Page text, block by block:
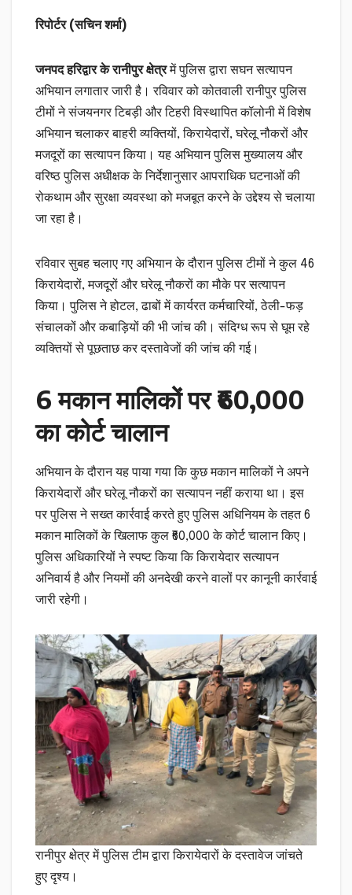
रिपोर्टर (सचिन शर्मा)
जनपद हरिद्वार के रानीपुर क्षेत्रमें पुलिस द्वारा सघन सत्यापन
अभियान लगातार जारी है। रविवार को कोतवाली रानीपुर पुलिस
टीमों ने संजयनगर टिबड़ी और टिहरी विस्थापित कॉलोनी में विशेष
अभियान चलाकर बाहरी व्यक्तियों, किरायेदारों, घरेलू नौकरों और
मजदूरों का सत्यापन किया। यह अभियान पुलिस मुख्यालय और
वरिष्ठ पुलिस अधीक्षक के निर्देशानुसार आपराधिक घटनाओं की
रोकथाम और सुरक्षा व्यवस्था को मजबूत करने के उद्देश्य से चलाया
जा रहा है।
रविवार सुबह चलाए गए अभियान के दौरान पुलिस टीमों ने कुल 46
किरायेदारों, मजदूरों और घरेलू नौकरों का मौके पर सत्यापन
किया। पुलिस ने होटल, ढाबों में कार्यरत कर्मचारियों, ठेली-फड़
संचालकों और कबाड़ियों की भी जांच की। संदिग्ध रूप से घूम रहे
व्यक्तियों से पूछताछ कर दस्तावेजों की जांच की गई।
6 मकान मालिकों पर ₹60,000
का कोर्ट चालान
अभियान के दौरान यह पाया गया कि कुछ मकान मालिकों ने अपने
किरायेदारों और घरेलू नौकरों का सत्यापन नहीं कराया था। इस
पर पुलिस ने सख्त कार्रवाई करते हुए पुलिस अधिनियम के तहत 6
मकान मालिकों के खिलाफ कुल ₹60,000 के कोर्ट चालान किए।
पुलिस अधिकारियों ने स्पष्ट किया कि किरायेदार सत्यापन
अनिवार्य है और नियमों की अनदेखी करने वालों पर कानूनी कार्रवाई
जारी रहेगी।
रानीपुर क्षेत्र में पुलिस टीम द्वारा किरायेदारों के दस्तावेज जांचते
हुए दृश्य।